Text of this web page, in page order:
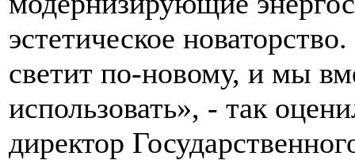
эстетическое
светит по-новому, и мы
использовать», - так
директор